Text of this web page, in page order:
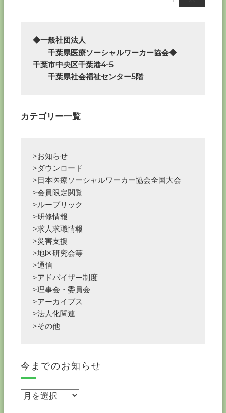
◆一般社団法人
千葉県医療ソーシャルワーカー協会◆
千葉市中央区千葉港4-5
千葉県社会福祉センター5階
カテゴリー一覧
>お知らせ
>ダウンロード
>日本医療ソーシャルワーカー協会全国大会
>会員限定閲覧
>ルーブリック
>研修情報
>求人求職情報
>災害支援
>地区研究会等
>通信
>アドバイザー制度
>理事会・委員会
>アーカイブス
>法人化関連
>その他
今までのお知らせ
今